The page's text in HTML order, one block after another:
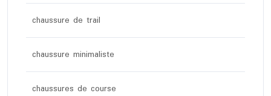
chaussure de trail
chaussure minimaliste
chaussures de course